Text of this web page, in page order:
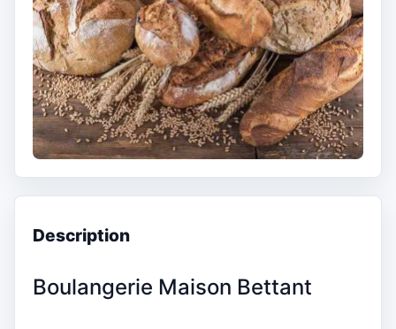
Description
Boulangerie Maison Bettant